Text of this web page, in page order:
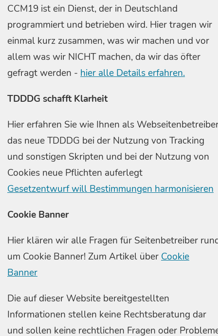
CCM19 ist ein Dienst, der in Deutschland
programmiert und betrieben wird. Hier tragen wir
einmal kurz zusammen, was wir machen und vor
allem was wir NICHT machen, da wir das öfter
gefragt werden - hier alle Details erfahren.
TDDDG schafft Klarheit
Hier erfahren Sie wie Ihnen als
das neue TDDDG bei der Nutzung von Tracking
und sonstigen Skripten und bei der Nutzung von
Cookies neue Pflichten auferlegt
Gesetzentwurf will Bestimmungen harmonisieren
Cookie Banner
Hier klären wir alle Fragen für Seitenbetreiber
um Cookie Banner! Zum Artikel über Cookie
Banner
Die auf dieser Website bereitgestellten
Informationen stellen keine Rechtsberatung dar
und sollen keine rechtlichen Fragen oder